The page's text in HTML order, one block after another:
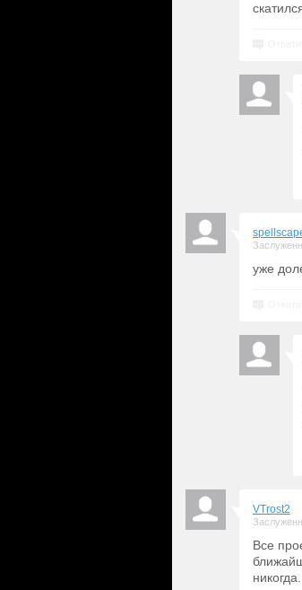
уже
VTrost2
Все
никогда.